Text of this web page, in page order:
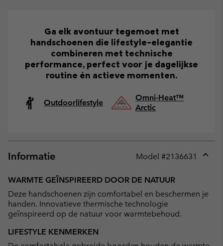
Ga elk avontuur tegemoet met
handschoenen die lifestyle-elegantie
combineren met technische
performance, perfect voor je dagelijkse
routine én actieve momenten.
Outdoorlifestyle
Omni-Heat™
Arctic
Informatie Model #2136631
WARMTE GEÏNSPIREERD DOOR DE NATUUR
Deze handschoenen zijn comfortabel en beschermen je
handen. Innovatieve thermische technologie
geïnspireerd op de natuur voor warmtebehoud.
LIFESTYLE KENMERKEN